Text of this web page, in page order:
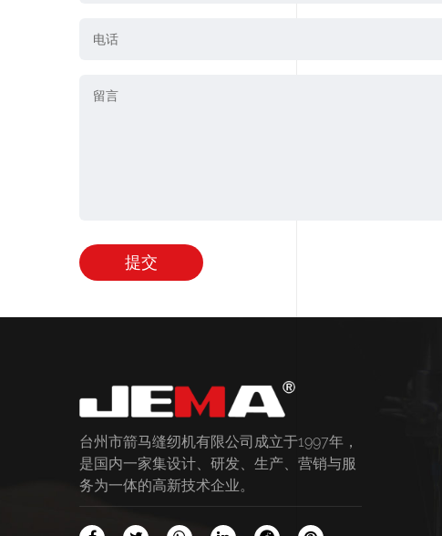
台州市箭马缝纫机有限公司成立于1997年，
是国内一家集设计、研发、生产、营销与服
务为一体的高新技术企业。